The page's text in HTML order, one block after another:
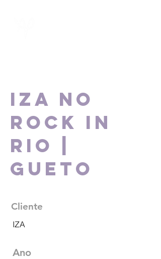
IZA no
Rock in
Rio |
GUETO
Cliente
IZA
Ano